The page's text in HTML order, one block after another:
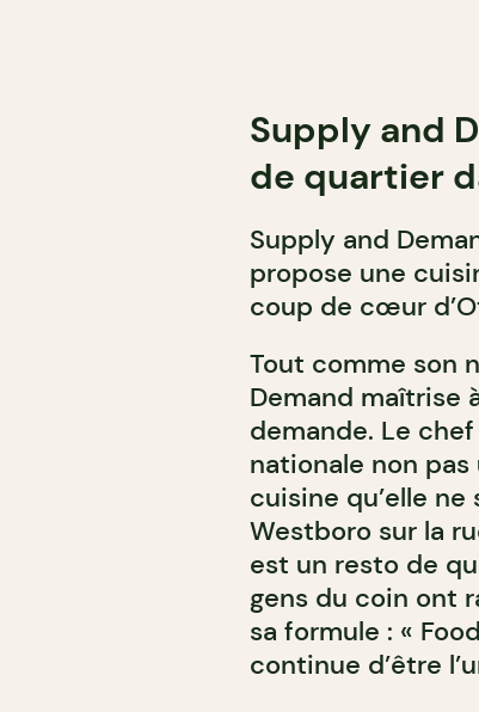
Supply and
de quartier
Supply and
propose une
coup de cœur
Tout comme son
Demand maîtrise
demande. Le
nationale non
cuisine qu’elle
Westboro sur la
est un resto de
gens du coin ont
sa formule : «
continue d’être